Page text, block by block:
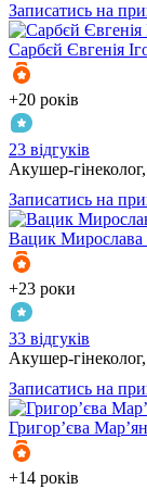
Записатись на
Сарбєй Євгенія
+20 років
23 відгуків
Акушер-
Записатись на
Вацик Мирослава
+23 роки
33 відгуків
Акушер-
Записатись на
Григор’єва
+14 років